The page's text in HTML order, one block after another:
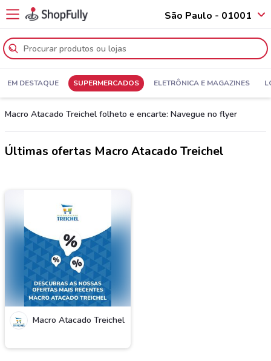
São Paulo - 01001
EM DESTAQUE SUPERMERCADOS ELETRÔNICA E MAGAZINES
Macro Atacado Treichel folheto e encarte: Navegue no flyer
Últimas ofertas Macro Atacado Treichel
Macro Atacado Treichel